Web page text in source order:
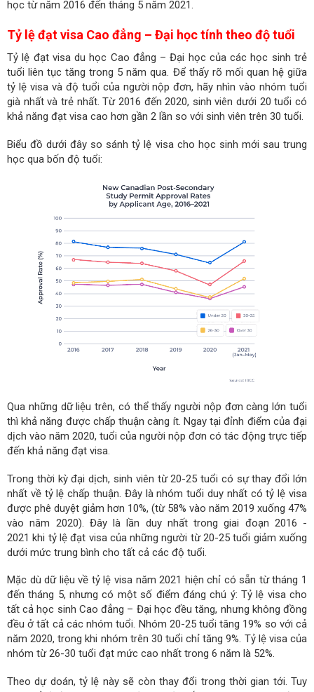
học từ năm 2016 đến tháng 5 năm 2021.
Tỷ lệ đạt visa Cao đẳng – Đại học tính theo độ tuổi
Tỷ lệ đạt visa du học Cao đẳng – Đại học của các học sinh trẻ
tuổi liên tục tăng trong 5 năm qua. Để thấy rõ mối quan hệ giữa
tỷ lệ visa và độ tuổi của người nộp đơn, hãy nhìn vào nhóm tuổi
già nhất và trẻ nhất. Từ 2016 đến 2020, sinh viên dưới 20 tuổi có
khả năng đạt visa cao hơn gần 2 lần so với sinh viên trên 30 tuổi.
Biểu đồ dưới đây so sánh tỷ lệ visa cho học sinh mới sau trung
học qua bốn độ tuổi:
Qua những dữ liệu trên, có thể thấy người nộp đơn càng lớn tuổi
thì khả năng được chấp thuận càng ít. Ngay tại đỉnh điểm của đại
dịch vào năm 2020, tuổi của người nộp đơn có tác động trực tiếp
đến khả năng đạt visa.
Trong thời kỳ đại dịch, sinh viên từ 20-25 tuổi có sự thay đổi lớn
nhất về tỷ lệ chấp thuận. Đây là nhóm tuổi duy nhất có ​​tỷ lệ visa
được phê duyệt giảm hơn 10%, (từ 58% vào năm 2019 xuống 47%
vào năm 2020). Đây là lần duy nhất trong giai đoạn 2016 -
2021 khi tỷ lệ đạt visa của những người từ 20-25 tuổi giảm xuống
dưới mức trung bình cho tất cả các độ tuổi.
Mặc dù dữ liệu về tỷ lệ visa năm 2021 hiện chỉ có sẵn từ tháng 1
đến tháng 5, nhưng có một số điểm đáng chú ý: Tỷ lệ visa cho
tất cả học sinh Cao đẳng – Đại học đều tăng, nhưng không đồng
đều ở tất cả các nhóm tuổi. Nhóm 20-25 tuổi tăng 19% so với cả
năm 2020, trong khi nhóm trên 30 tuổi chỉ tăng 9%. Tỷ lệ visa của
nhóm từ 26-30 tuổi đạt mức cao nhất trong 6 năm là 52%.
Theo dự doán, tỷ lệ này sẽ còn thay đổi trong thời gian tới. Tuy